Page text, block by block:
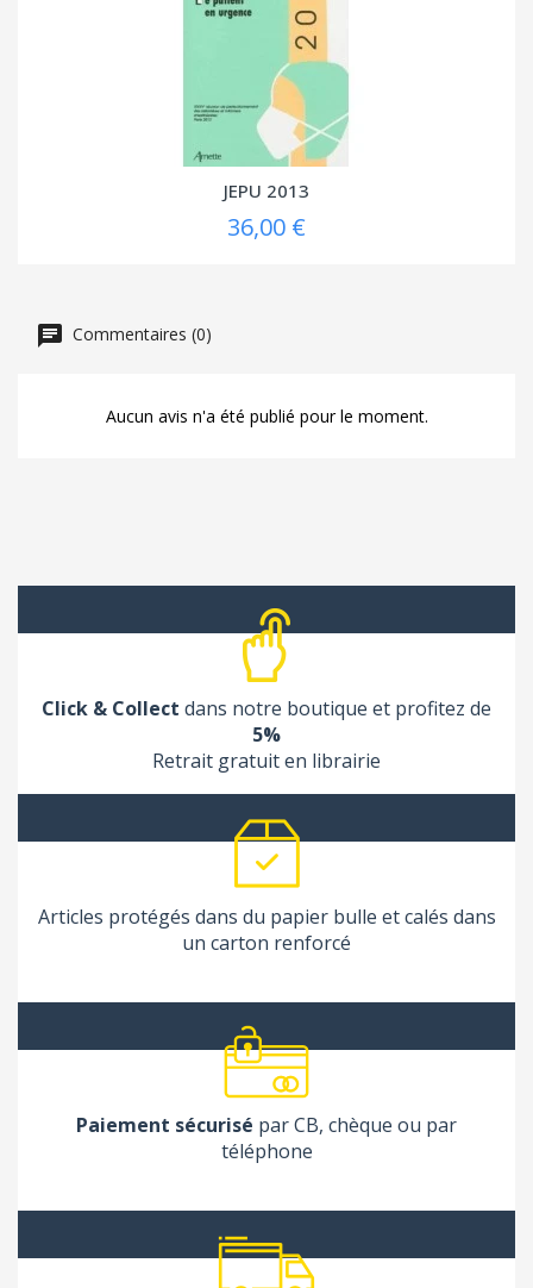
JEPU 2013
36,00 €
Commentaires (0)
Aucun avis n'a été publié pour le moment.
Click & Collect dans notre boutique et profitez de
5%
Retrait gratuit en librairie
Articles protégés dans du papier bulle et calés dans
un carton renforcé
Paiement sécurisé par CB, chèque ou par
téléphone